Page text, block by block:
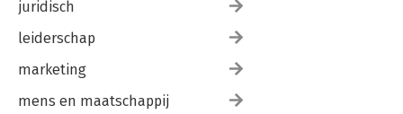
juridisch
leiderschap
marketing
mens en maatschappij